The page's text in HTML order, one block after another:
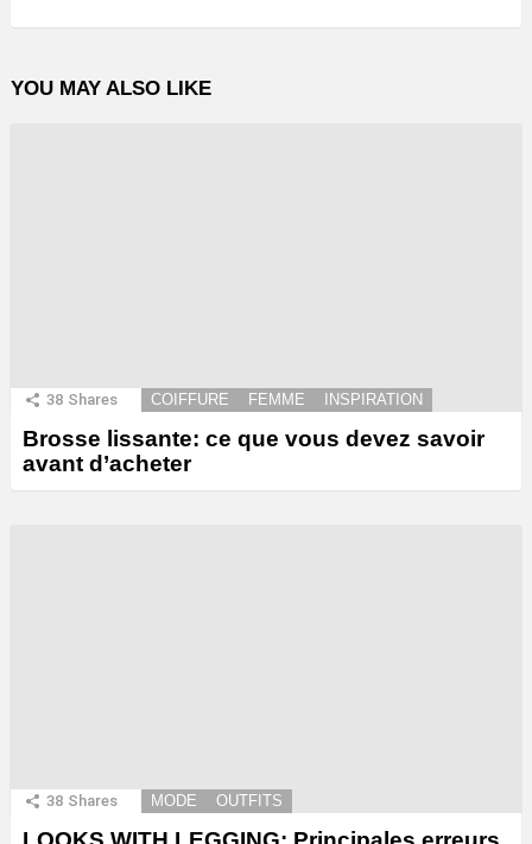
YOU MAY ALSO LIKE
38 Shares COIFFURE FEMME INSPIRATION
Brosse lissante: ce que vous devez savoir
avant d’acheter
38 Shares MODE OUTFITS